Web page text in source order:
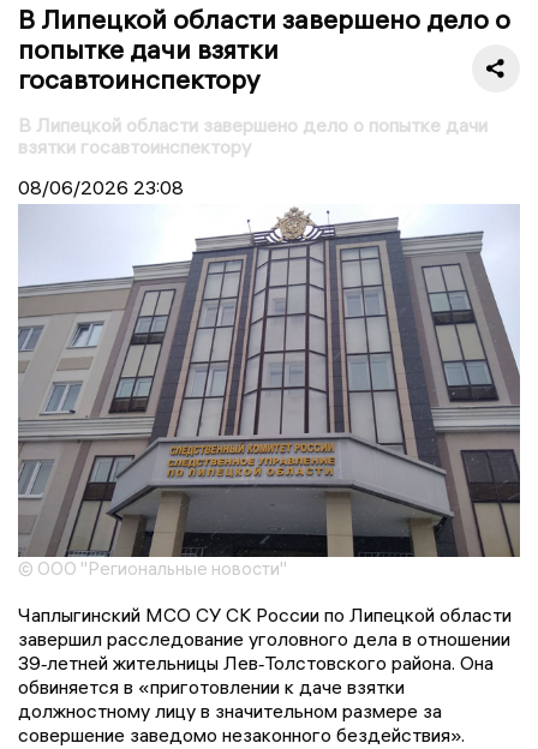
В Липецкой области завершено дело о
попытке дачи взятки
госавтоинспектору
В Липецкой области завершено дело о попытке дачи
взятки госавтоинспектору
08/06/2026 23:08
© ООО "Региональные новости"
Чаплыгинский МСО СУ СК России по Липецкой области
завершил расследование уголовного дела в отношении
39‑летней жительницы Лев‑Толстовского района. Она
обвиняется в «приготовлении к даче взятки
должностному лицу в значительном размере за
совершение заведомо незаконного бездействия».